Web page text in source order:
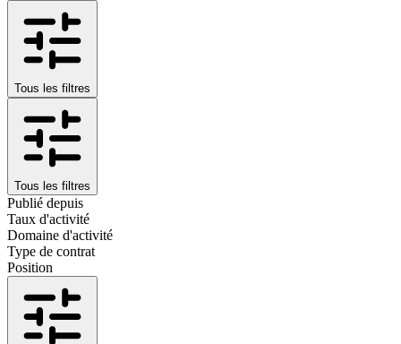
Tous les filtres
Tous les filtres
Publié depuis
Taux d'activité
Domaine d'activité
Type de contrat
Position